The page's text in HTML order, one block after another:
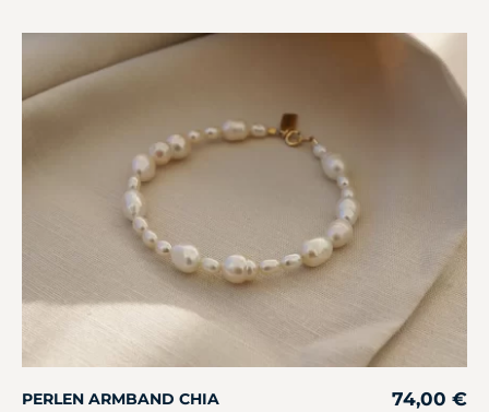
PERLEN ARMBAND CHIA 74,00 €